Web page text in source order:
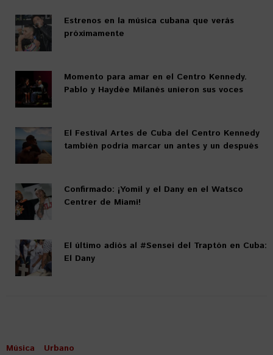
Estrenos en la música cubana que verás
próximamente
Momento para amar en el Centro Kennedy.
Pablo y Haydée Milanés unieron sus voces
El Festival Artes de Cuba del Centro Kennedy
también podría marcar un antes y un después
Confirmado: ¡Yomil y el Dany en el Watsco
Centrer de Miami!
El último adiós al #Sensei del Traptón en Cuba:
El Dany
Música Urbano